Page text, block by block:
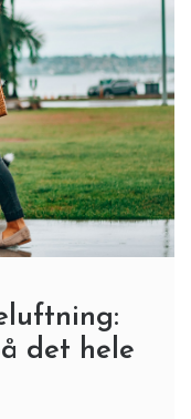
det hele